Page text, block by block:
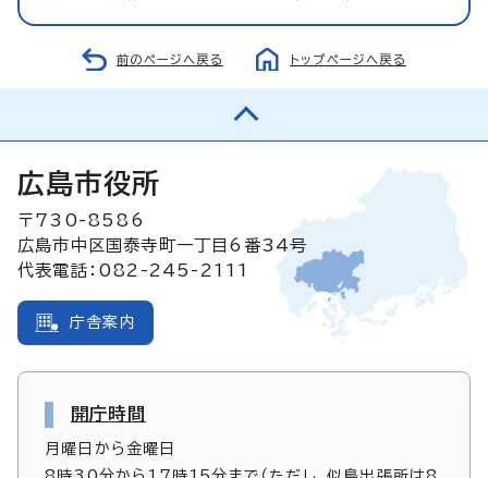
前のページへ戻る トップページへ戻る
広島市役所
〒730-8586
広島市中区国泰寺町一丁目6番34号
代表電話：082-245-2111
庁舎案内
開庁時間
月曜日から金曜日